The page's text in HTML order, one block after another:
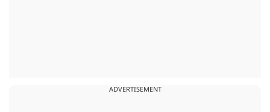
ADVERTISEMENT